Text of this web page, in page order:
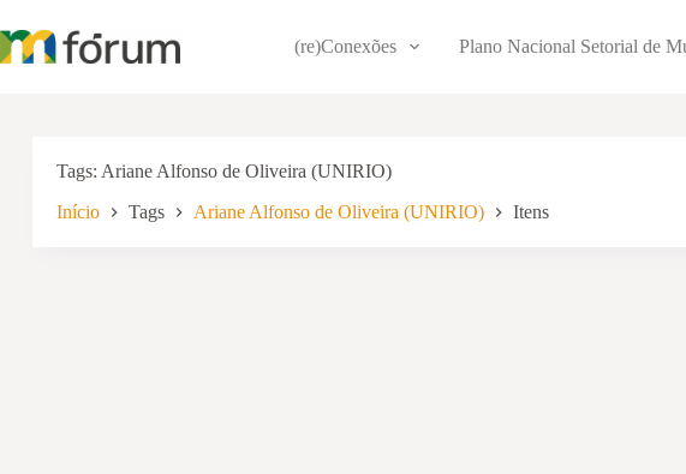
para
o
(re)Conexões Plano Nacional Setorial de
Tags Ariane Alfonso de Oliveira (UNIRIO)
Início Tags Ariane Alfonso de Oliveira (UNIRIO) Itens